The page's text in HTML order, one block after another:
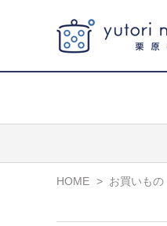
HOME > お買いもの